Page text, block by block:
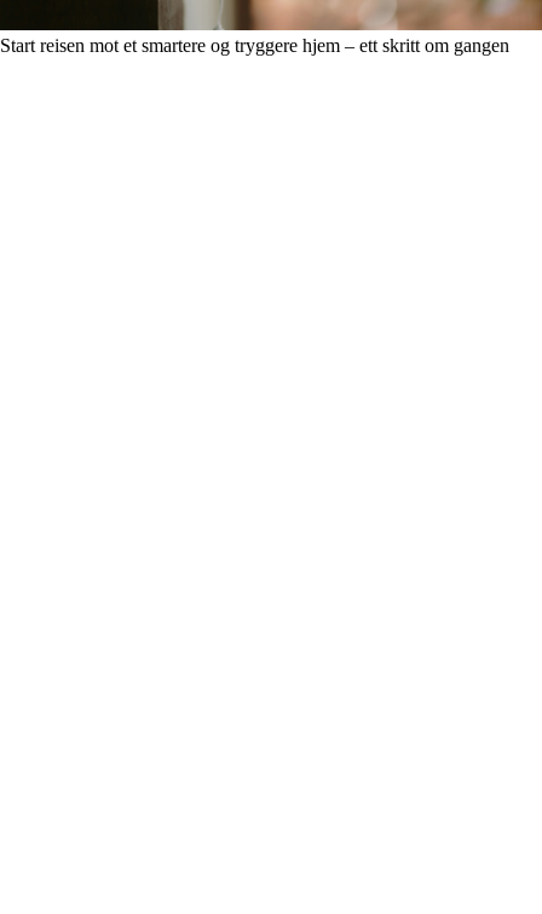
Start reisen mot et smartere og tryggere hjem – ett skritt om gangen